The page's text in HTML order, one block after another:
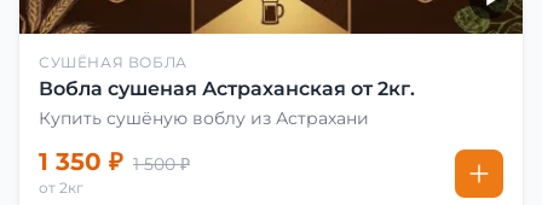
СУШЁНАЯ ВОБЛА
Вобла сушеная Астраханская от 2кг.
Купить сушёную воблу из Астрахани
1 350 ₽ 1 500 ₽
от 2кг